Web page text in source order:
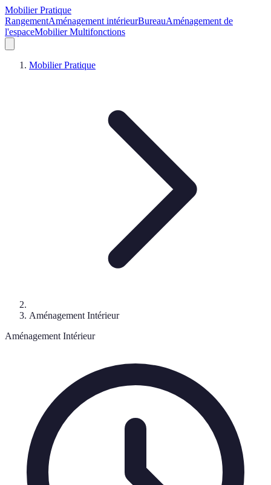
Mobilier Pratique
RangementAménagement intérieurBureauAménagement de
l'espaceMobilier Multifonctions
Mobilier Pratique
Aménagement Intérieur
Aménagement Intérieur